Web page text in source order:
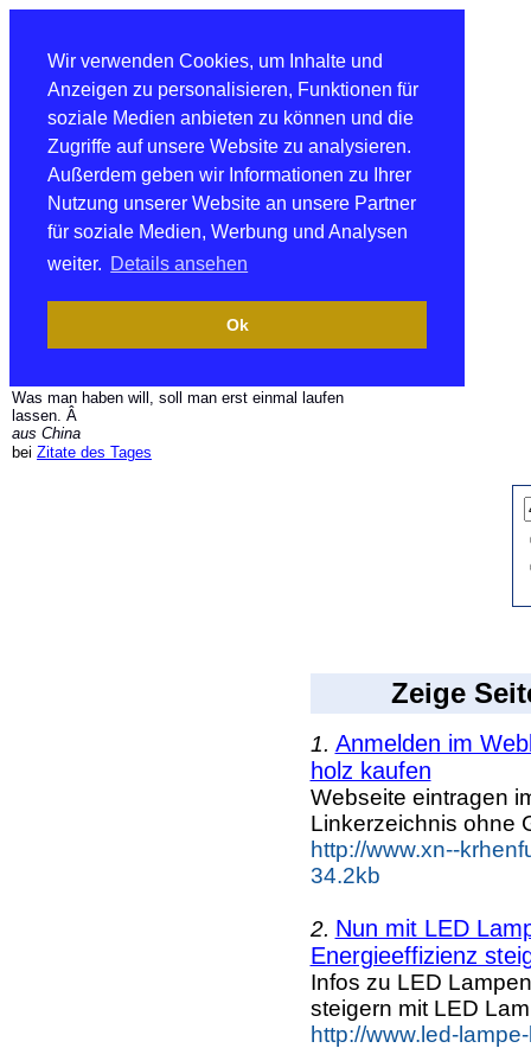
Wir verwenden Cookies, um Inhalte und
Anzeigen zu personalisieren, Funktionen für
soziale Medien anbieten zu können und die
Zugriffe auf unsere Website zu analysieren.
Außerdem geben wir Informationen zu Ihrer
Nutzung unserer Website an unsere Partner
für soziale Medien, Werbung und Analysen
weiter. Details ansehen
Ok
Was man haben will, soll man erst einmal laufen
lassen. Â
aus China
bei Zitate des Tages
Zeige
1. Anmelden im
holz kaufen
Webseite eintragen
Linkerzeichnis ohne
http://www.xn--
34.2kb
2. Nun mit LED
Energieeffizienz
Infos zu LED
steigern mit LED
http://www.led-